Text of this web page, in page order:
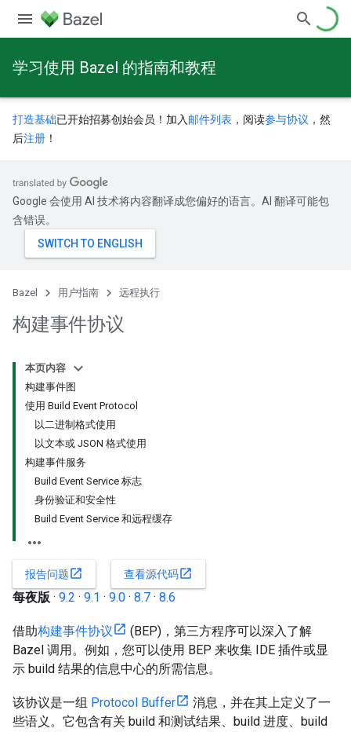
学习使用 Bazel 的指南和教程
打造基础已开始招募创始会员！加入 邮件列表 ，阅读参与协议 ，然
后注册 ！
Google 会使用 AI 技术将内容翻译成您偏好的语言。AI 翻译可能包
含错误。
Bazel 用户指南 远程执行
构建事件协议
本页内容
构建事件图
使用 Build Event Protocol
以二进制格式使用
以文本或 JSON 格式使用
构建事件服务
Build Event Service 标志
身份验证和安全性
Build Event Service 和远程缓存
报告问题open_in_new 查看源代码open_in_new
每夜版 · 9.2 · 9.1 · 9.0 · 8.7 · 8.6
借助构建事件协议
(BEP)，第三方程序可以深入了解
Bazel 调用。例如，您可以使用 BEP 来收集 IDE 插件或显
示 build 结果的信息中心的所需信息。
该协议是一组 Protocol Buffer
消息，并在其上定义了一
些语义。它包含有关 build 和测试结果、build 进度、build